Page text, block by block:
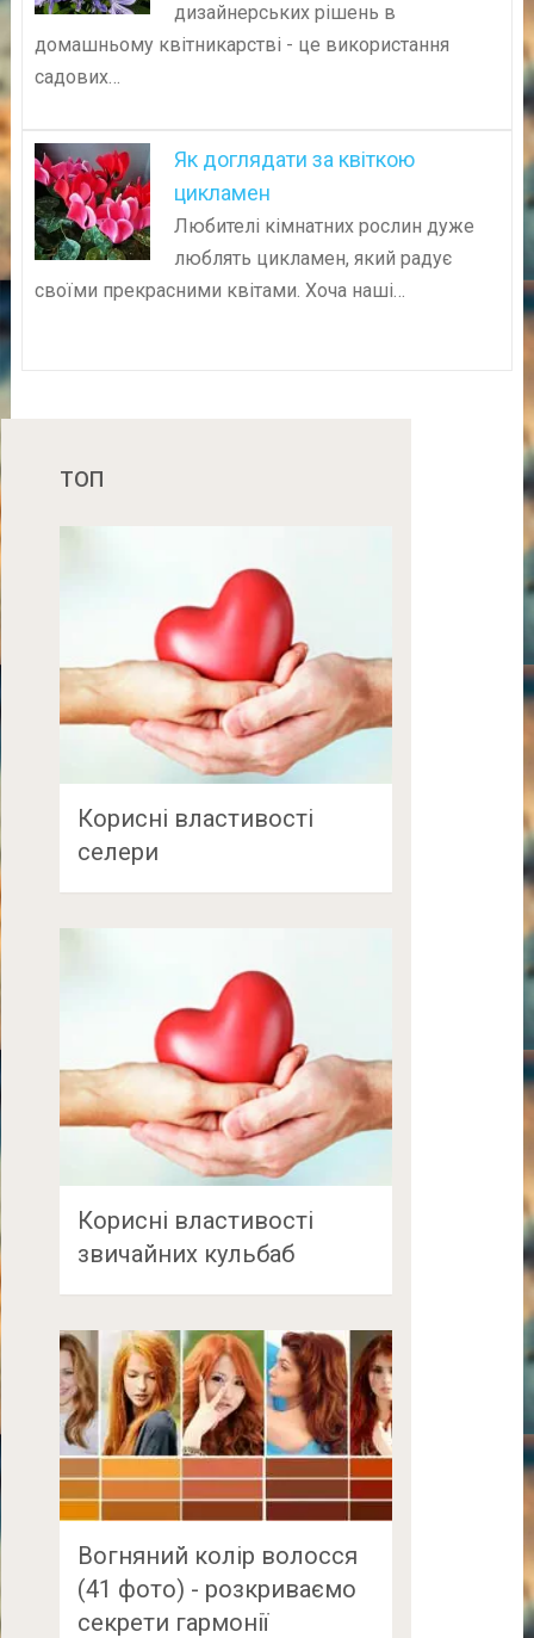
дизайнерських рішень в
домашньому квітникарстві - це використання
садових…
Як доглядати за квіткою
цикламен
Любителі кімнатних рослин дуже
люблять цикламен, який радує
своїми прекрасними квітами. Хоча наші…
ТОП
Корисні властивості
селери
Корисні властивості
звичайних кульбаб
Вогняний колір волосся
(41 фото) - розкриваємо
секрети гармонії